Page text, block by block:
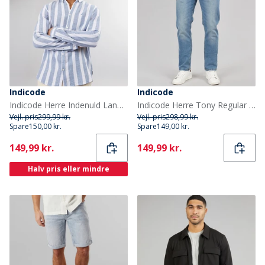
Indicode
Indicode Herre Indenuld Langærmet Skjorte Kobenhavn Blå
Vejl. pris299,99 kr.
Spare150,00 kr.
Current
149,99 kr.
Halv pris eller mindre
Indicode
Indicode Herre Tony Regular Fit Jeans Space Blue
Vejl. pris298,99 kr.
Spare149,00 kr.
Current
149,99 kr.